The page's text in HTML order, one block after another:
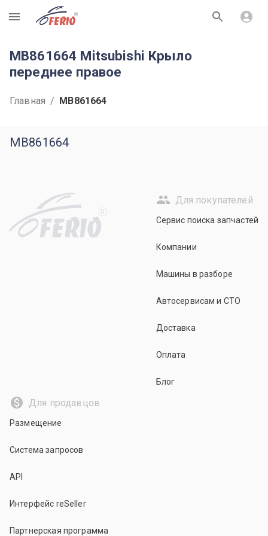
R
MB861664 Mitsubishi Крыло
переднее правое
Главная / MB861664
MB861664
R
Для покупателей
Сервис поиска запчастей
Компании
Машины в разборе
Автосервисам и СТО
Доставка
Оплата
Блог
Для продавцов
Размещение
Система запросов
API
Интерфейс reSeller
Партнерская программа